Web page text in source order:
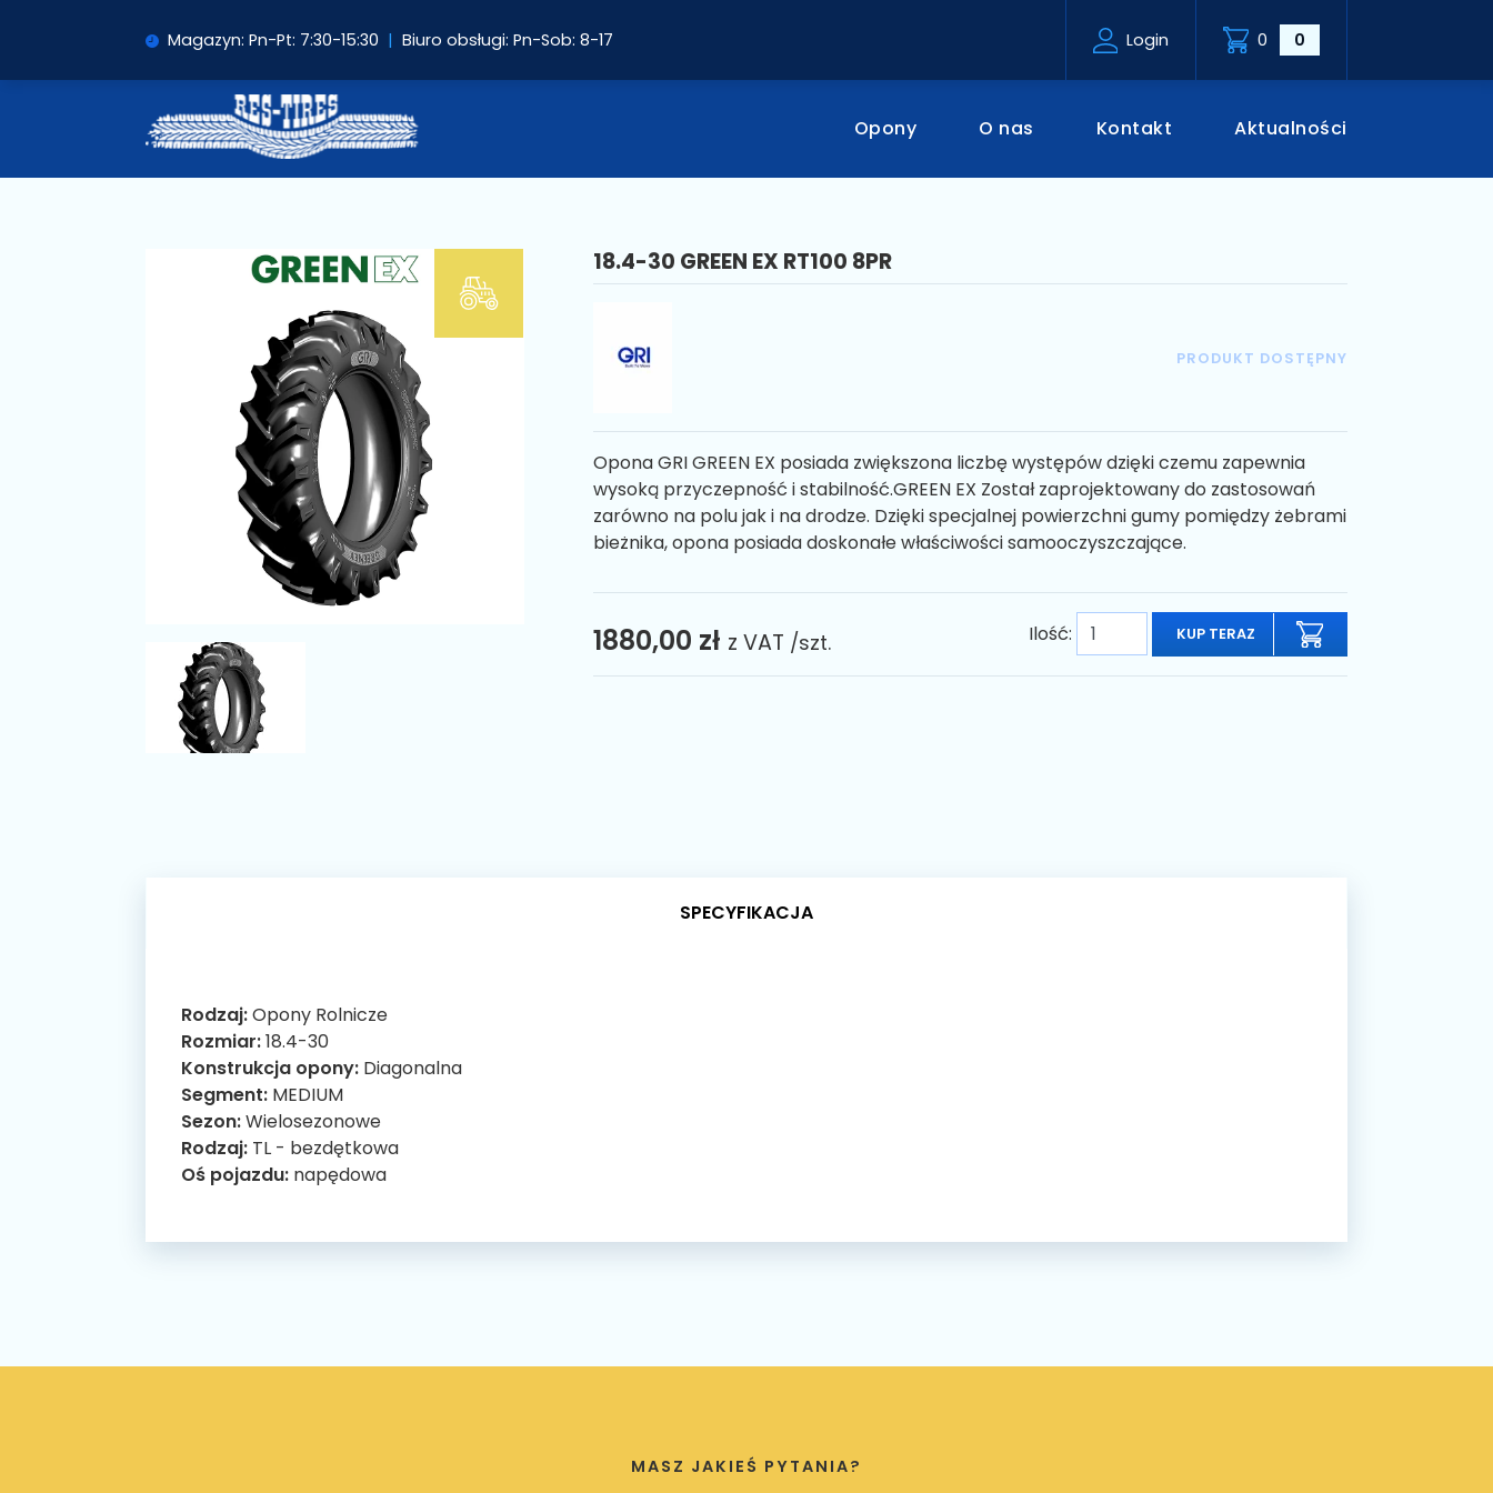
Magazyn: Pn-Pt: 7:30-15:30 | Biuro obsługi: Pn-Sob: 8-17 Login 0 0
Opony O nas Kontakt Aktualności
18.4-30 GREEN EX RT100 8PR
PRODUKT DOSTĘPNY
Opona GRI GREEN EX posiada zwiększona liczbę występów dzięki czemu zapewnia
wysoką przyczepność i stabilność.GREEN EX Został zaprojektowany do zastosowań
zarówno na polu jak i na drodze. Dzięki specjalnej powierzchni gumy pomiędzy żebrami
bieżnika, opona posiada doskonałe właściwości samooczyszczające.
1880,00 zł z VAT /szt. Ilość: KUP TERAZ
SPECYFIKACJA
Rodzaj:Opony Rolnicze
Rozmiar:18.4-30
Konstrukcja opony: Diagonalna
Segment: MEDIUM
Sezon:Wielosezonowe
Rodzaj: TL - bezdętkowa
Oś pojazdu: napędowa
MASZ JAKIEŚ PYTANIA?